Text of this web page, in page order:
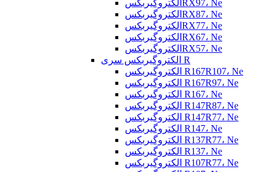
الکتروگیربکسRX97، Ne
الکتروگیربکسRX87، Ne
الکتروگیربکسRX77، Ne
الکتروگیربکسRX67، Ne
الکتروگیربکسRX57، Ne
الکتروگیربکس سری R
الکتروگیربکس R167R107، Ne
الکتروگیربکس R167R97، Ne
الکتروگیربکس R167، Ne
الکتروگیربکس R147R87، Ne
الکتروگیربکس R147R77، Ne
الکتروگیربکس R147، Ne
الکتروگیربکس R137R77، Ne
الکتروگیربکس R137، Ne
الکتروگیربکس R107R77، Ne